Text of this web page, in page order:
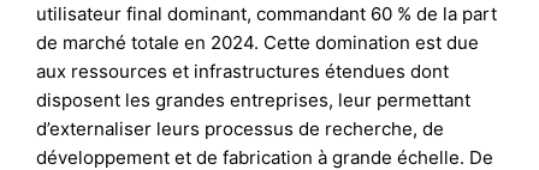
utilisateur final dominant, commandant 60 % de la part
de marché totale en 2024. Cette domination est due
aux ressources et infrastructures étendues dont
disposent les grandes entreprises, leur permettant
d’externaliser leurs processus de recherche, de
développement et de fabrication à grande échelle. De